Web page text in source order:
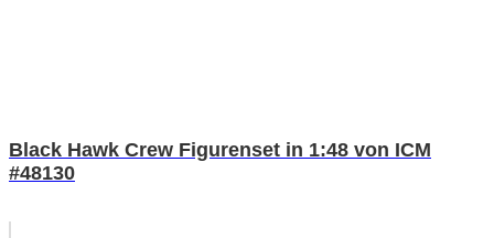
Black Hawk Crew Figurenset in 1:48 von ICM
#48130